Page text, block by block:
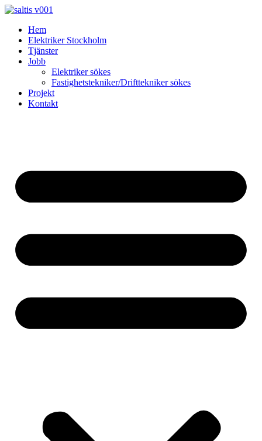
Skip
contentHem
Elektriker Stockholm
Tjänster
Jobb
Elektriker sökes
Fastighetstekniker/Drifttekniker sökes
Projekt
Kontakt